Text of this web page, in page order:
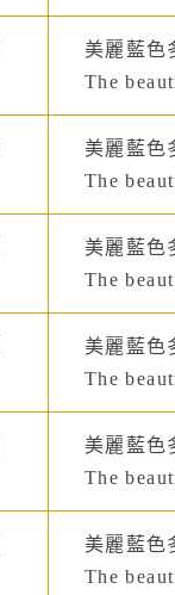
美麗藍色
The
美麗藍色
The
美麗藍色
The
美麗藍色
The
美麗藍色
The
美麗藍色
The